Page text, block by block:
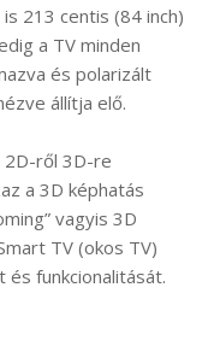
213 centis (84 inch)
a TV minden
és polarizált
állítja elő.
2D-ről 3D-re
a 3D képhatás
vagyis 3D
TV (okos TV)
funkcionalitását.